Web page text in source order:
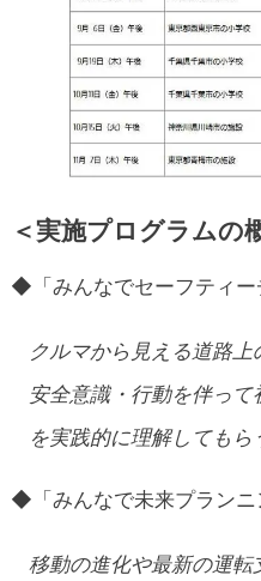
＜実施プログラムの
◆「みんなでセーフティー
クルマから見える道路
安全意識・行動を伴っ
を実践的に理解してもら
◆「みんなで未来プランニ
移動の進化や最新の運